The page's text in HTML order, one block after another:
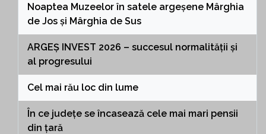
Noaptea Muzeelor în satele argeșene Mârghia
de Jos și Mârghia de Sus
ARGEȘ INVEST 2026 – succesul normalității și
al progresului
Cel mai rău loc din lume
În ce județe se încasează cele mai mari pensii
din țară